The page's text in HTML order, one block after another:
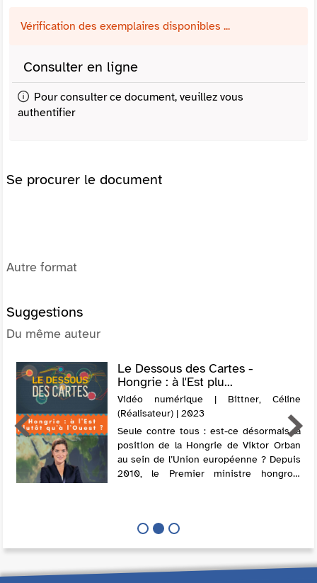
Vérification des exemplaires disponibles ...
Consulter en ligne
Pour consulter ce document, veuillez vous
authentifier
Se procurer le document
Autre format
Suggestions
Du même auteur
Le Dessous des Cartes -
Hongrie : à l'Est plu...
Vidéo numérique | Bittner, Céline
(Réalisateur) | 2023
Seule contre tous : est-ce désormais la
position de la Hongrie de Viktor Orban
au sein de l’Union européenne ? Depuis
2010, le Premier ministre hongrois